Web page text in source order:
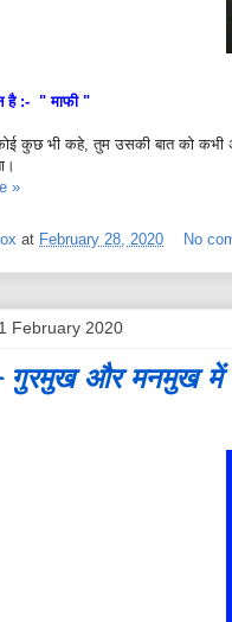
है :- " माफी "
कुछ भी कहे, तुम उसकी बात को कभी
»
at February 28, 2020 No
February 2020
और मनमुख में